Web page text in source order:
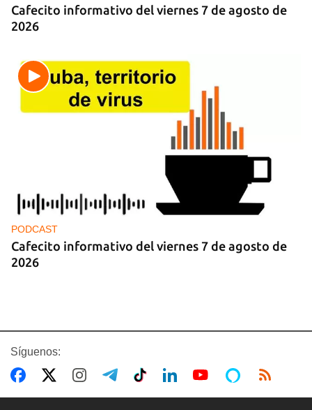
Cafecito informativo del viernes 7 de agosto de
2026
PODCAST
Cafecito informativo del viernes 7 de agosto de
2026
Síguenos: